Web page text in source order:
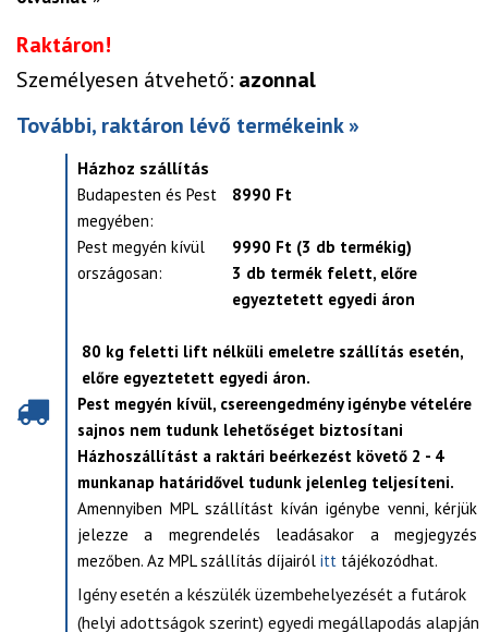
Raktáron!
Személyesen átvehető: azonnal
További, raktáron lévő termékeink »
Házhoz szállítás
Budapesten és Pest
megyében:
8990 Ft
Pest megyén kívül
országosan:
9990 Ft (3 db termékig)
3 db termék felett, előre
egyeztetett egyedi áron
80 kg feletti lift nélküli emeletre szállítás esetén,
előre egyeztetett egyedi áron.
Pest megyén kívül, csereengedmény igénybe vételére
sajnos nem tudunk lehetőséget biztosítani
Házhoszállítást a raktári beérkezést követő 2 - 4
munkanap határidővel tudunk jelenleg teljesíteni.
Amennyiben MPL szállítást kíván igénybe venni, kérjük
jelezze a megrendelés leadásakor a megjegyzés
mezőben. Az MPL szállítás díjairól itt tájékozódhat.
Igény esetén a készülék üzembehelyezését a futárok
(helyi adottságok szerint) egyedi megállapodás alapján